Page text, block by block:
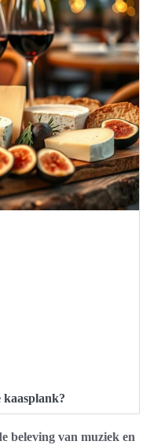
kaasplank?
beleving van muziek en